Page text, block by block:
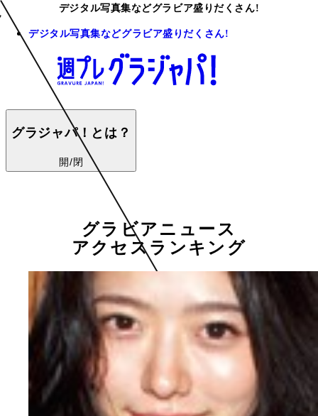
デジタル写真集などグラビア盛りだくさん!
デジタル写真集などグラビア盛りだくさん!
グラジャパ！とは？
開/閉
グラビアニュース
アクセスランキング